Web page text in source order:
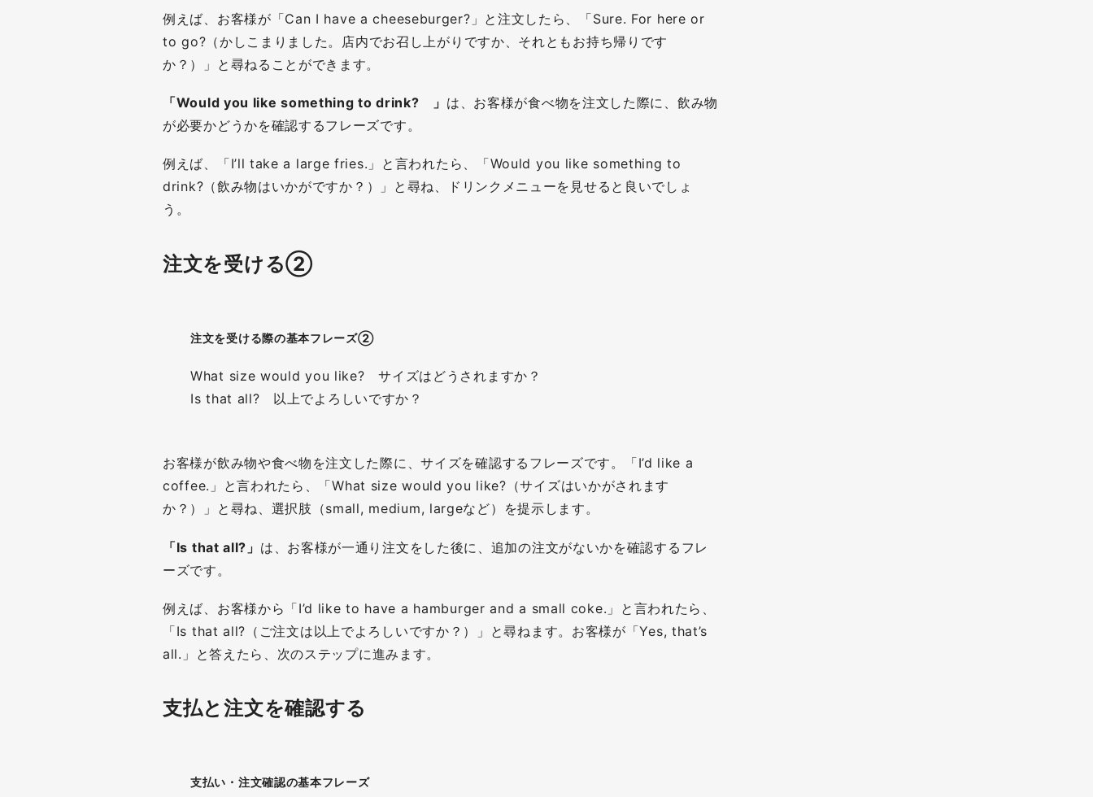
例えば、お客様が「Can I have a cheeseburger?」と注文したら、「Sure. For here or
to go?（かしこまりました。店内でお召し上がりですか、それともお持ち帰りです
か？）」と尋ねることができます。
「Would you like something to drink? 」 は、お客様が食べ物を注文した際に、飲み物
が必要かどうかを確認するフレーズです。
例えば、「I’ll take a large fries.」と言われたら、「Would you like something to
drink?（飲み物はいかがですか？）」と尋ね、ドリンクメニューを見せると良いでしょ
う。
注文を受ける②
注文を受ける際の基本フレーズ②
What size would you like? サイズはどうされますか？
Is that all? 以上でよろしいですか？
お客様が飲み物や食べ物を注文した際に、サイズを確認するフレーズです。「I’d like a
coffee.」と言われたら、「What size would you like?（サイズはいかがされます
か？）」と尋ね、選択肢（small, medium, largeなど）を提示します。
「Is that all?」 は、お客様が一通り注文をした後に、追加の注文がないかを確認するフレ
ーズです。
例えば、お客様から「I’d like to have a hamburger and a small coke.」と言われたら、
「Is that all?（ご注文は以上でよろしいですか？）」と尋ねます。お客様が「Yes, that’s
all.」と答えたら、次のステップに進みます。
支払と注文を確認する
支払い・注文確認の基本フレーズ